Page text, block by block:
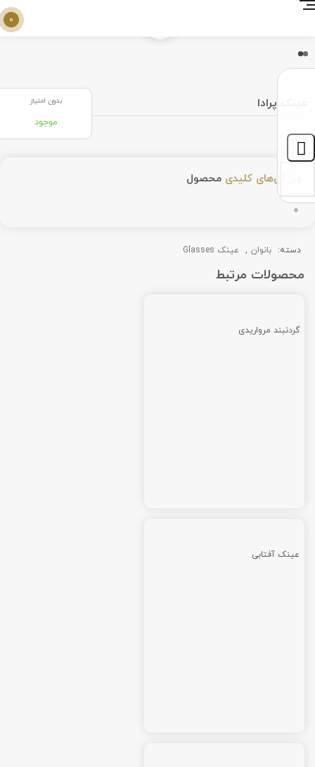
0
عینک پرادا بدون امتیاز
موجود
ویژگی‌های کلیدی محصول
دسته: بانوان , عینک Glasses
محصولات مرتبط
گردنبند مرواریدی
عینک آفتابی